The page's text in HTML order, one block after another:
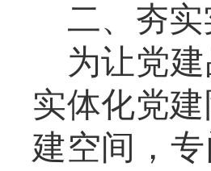
二、夯
为让党
实体化党
建空间，